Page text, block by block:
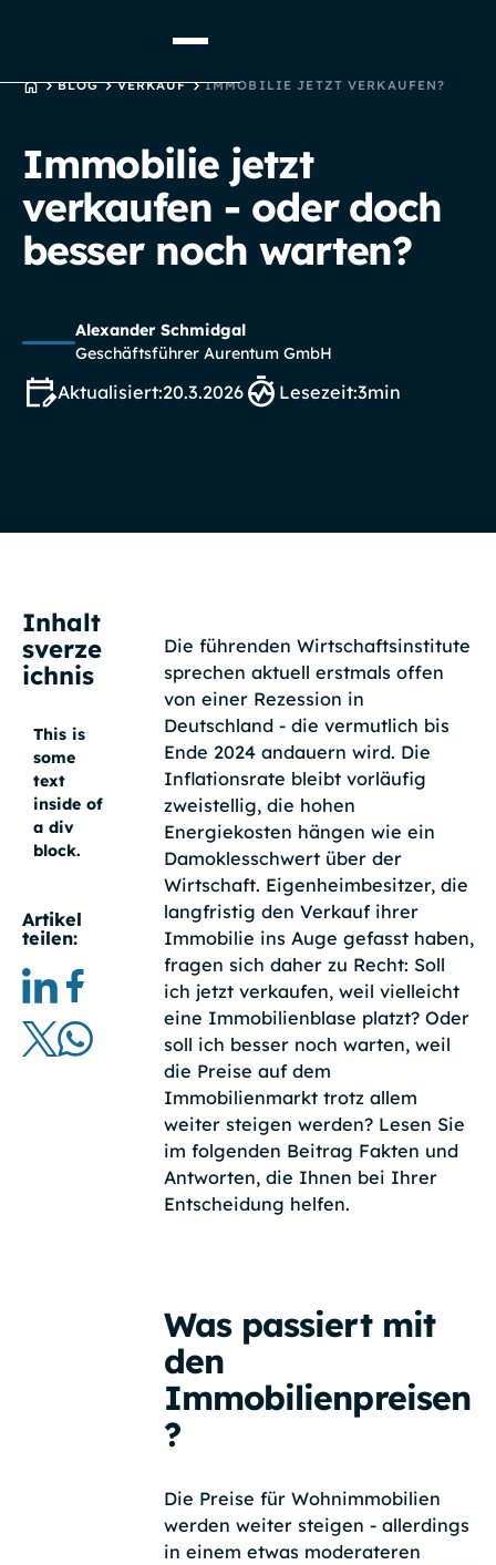
STARTSEITE
BLOG VERKAUF IMMOBILIE JETZT VERKAUFEN?
Immobilie jetzt
verkaufen - oder doch
besser noch warten?
Alexander Schmidgal
Geschäftsführer Aurentum GmbH
Aktualisiert:20.3.2026 Lesezeit:3min
Inhalt
sverze
ichnis
This is
some
text
inside of
a div
block.
Artikel
teilen:
Die führenden Wirtschaftsinstitute
sprechen aktuell erstmals offen
von einer Rezession in
Deutschland - die vermutlich bis
Ende 2024 andauern wird. Die
Inflationsrate bleibt vorläufig
zweistellig, die hohen
Energiekosten hängen wie ein
Damoklesschwert über der
Wirtschaft. Eigenheimbesitzer, die
langfristig den Verkauf ihrer
Immobilie ins Auge gefasst haben,
fragen sich daher zu Recht: Soll
ich jetzt verkaufen, weil vielleicht
eine Immobilienblase platzt? Oder
soll ich besser noch warten, weil
die Preise auf dem
Immobilienmarkt trotz allem
weiter steigen werden? Lesen Sie
im folgenden Beitrag Fakten und
Antworten, die Ihnen bei Ihrer
Entscheidung helfen.
Was passiert mit
den
Immobilienpreisen
?
Die Preise für Wohnimmobilien
werden weiter steigen - allerdings
in einem etwas moderateren